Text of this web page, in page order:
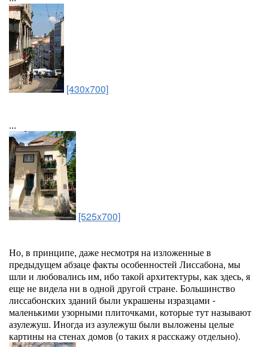
[430x700]
...
[525x700]
Но, в принципе, даже несмотря на изложенные в
предыдущем абзаце факты особенностей Лиссабона, мы
шли и любовались им, ибо такой архитектуры, как здесь, я
еще не видела ни в одной другой стране. Большинство
лиссабонских зданий были украшены изразцами -
маленькими узорными плиточками, которые тут называют
азулежуш. Иногда из азулежуш были выложены целые
картины на стенах домов (о таких я расскажу отдельно).